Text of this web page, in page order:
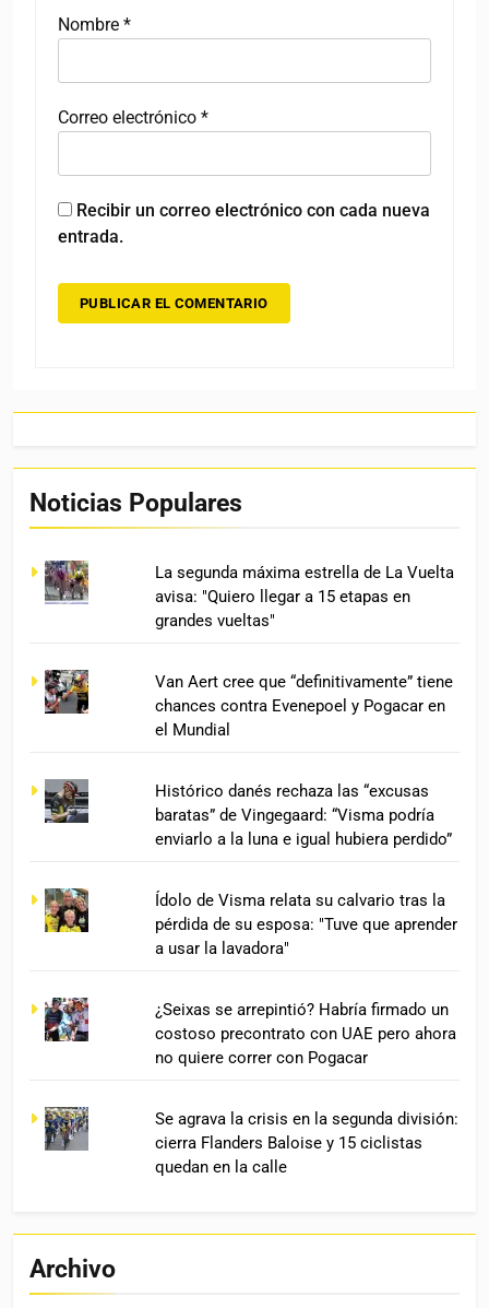
Nombre *
Correo electrónico *
Recibir un correo electrónico con cada nueva
entrada.
Noticias Populares
La segunda máxima estrella de La Vuelta
avisa: "Quiero llegar a 15 etapas en
grandes vueltas"
Van Aert cree que “definitivamente” tiene
chances contra Evenepoel y Pogacar en
el Mundial
Histórico danés rechaza las “excusas
baratas” de Vingegaard: “Visma podría
enviarlo a la luna e igual hubiera perdido”
Ídolo de Visma relata su calvario tras la
pérdida de su esposa: "Tuve que aprender
a usar la lavadora"
¿Seixas se arrepintió? Habría firmado un
costoso precontrato con UAE pero ahora
no quiere correr con Pogacar
Se agrava la crisis en la segunda división:
cierra Flanders Baloise y 15 ciclistas
quedan en la calle
Archivo